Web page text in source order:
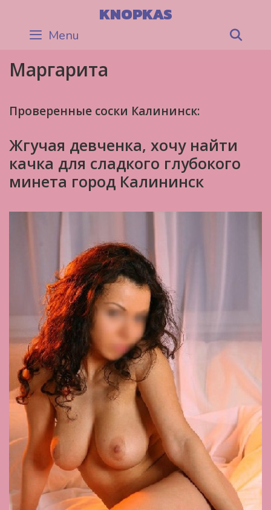
content
KNOPKAS
Menu
Маргарита
Проверенные соски Калининск:
Жгучая девченка, хочу найти
качка для сладкого глубокого
минета город Калининск